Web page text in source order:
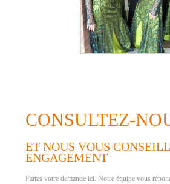
CONSULTEZ-
ET NOUS VOUS
ENGAGEMENT
Faîtes votre demande ici. Notre équipe vous